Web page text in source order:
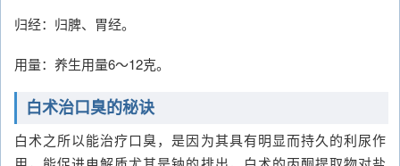
归经：归脾、胃经。
用量：养生用量6～12克。
白术治口臭的秘诀
白术之所以能治疗口臭，是因为其具有明显而持久的利尿作